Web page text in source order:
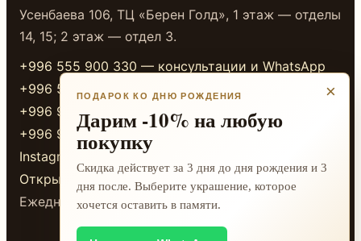
Усенбаева 106, ТЦ «Берен Голд», 1 этаж — отделы
14, 15; 2 этаж — отдел 3.
+996 555 900 330 — консультации и WhatsApp
+996 555 117 733 — магазин
+996 999 335 533 — магазин
+996 999 338 333 — магазин
Instagram
Открыть в 2GIS
Ежедневно 10:00-20:00
×
ПОДАРОК КО ДНЮ РОЖДЕНИЯ
Дарим -10% на любую
покупку
Скидка действует за 3 дня до дня рождения и 3
дня после. Выберите украшение, которое
хочется оставить в памяти.